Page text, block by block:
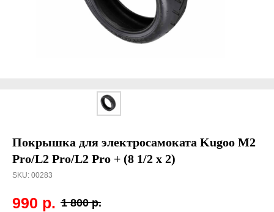
Покрышка для электросамоката Kugoo M2
Pro/L2 Pro/L2 Pro + (8 1/2 x 2)
SKU: 00283
990 р. 1 800 р.